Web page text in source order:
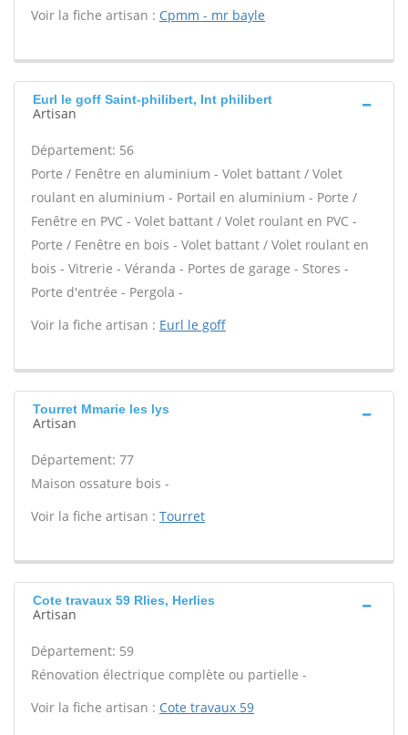
Voir la fiche artisan : Cpmm - mr bayle
Eurl le goff Saint-philibert, Int philibert
Artisan
Département: 56
Porte / Fenêtre en aluminium - Volet battant / Volet
roulant en aluminium - Portail en aluminium - Porte /
Fenêtre en PVC - Volet battant / Volet roulant en PVC -
Porte / Fenêtre en bois - Volet battant / Volet roulant en
bois - Vitrerie - Véranda - Portes de garage - Stores -
Porte d'entrée - Pergola -
Voir la fiche artisan : Eurl le goff
Tourret Mmarie les lys
Artisan
Département: 77
Maison ossature bois -
Voir la fiche artisan : Tourret
Cote travaux 59 Rlies, Herlies
Artisan
Département: 59
Rénovation électrique complète ou partielle -
Voir la fiche artisan : Cote travaux 59